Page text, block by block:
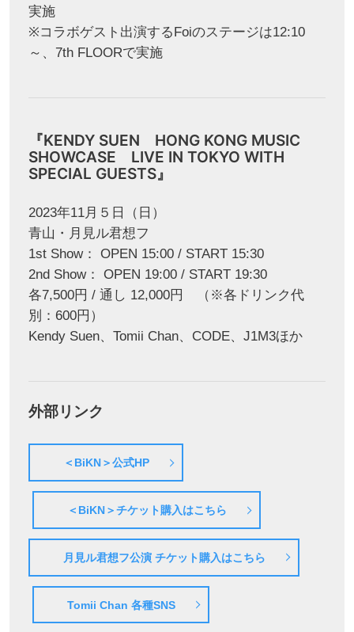
実施
※コラボゲスト出演するFoiのステージは12:10
～、7th FLOORで実施
『KENDY SUEN HONG KONG MUSIC
SHOWCASE LIVE IN TOKYO WITH
SPECIAL GUESTS』
2023年11月５日（日）
青山・月見ル君想フ
1st Show： OPEN 15:00 / START 15:30
2nd Show： OPEN 19:00 / START 19:30
各7,500円 / 通し 12,000円 （※各ドリンク代
別：600円）
Kendy Suen、Tomii Chan、CODE、J1M3ほか
外部リンク
＜BiKN＞公式HP
＜BiKN＞チケット購入はこちら
月見ル君想フ公演 チケット購入はこちら
Tomii Chan 各種SNS